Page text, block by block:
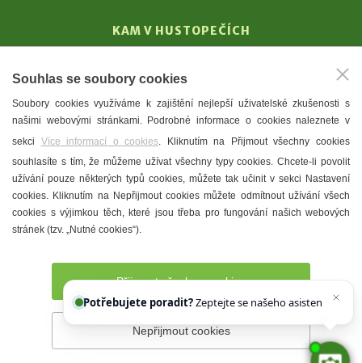
KAM V HUSTOPEČÍCH
T. G. Masaryk
Mandloně
Ubytování
Restaurace
Městské muzeum a galerie
Denní meníčka
Prohlášení o přístupnosti Správce webu
Souhlas se soubory cookies
Soubory cookies využíváme k zajištění nejlepší uživatelské zkušenosti s
našimi webovými stránkami. Podrobné informace o cookies naleznete v
sekci Více informací o cookies. Kliknutím na Přijmout všechny cookies
souhlasíte s tím, že můžeme užívat všechny typy cookies. Chcete-li povolit
užívání pouze některých typů cookies, můžete tak učinit v sekci Nastavení
cookies. Kliknutím na Nepřijmout cookies můžete odmítnout užívání všech
cookies s výjimkou těch, které jsou třeba pro fungování našich webových
stránek (tzv. „Nutné cookies“).
Přijmout všechny cookies
Nepřijmout cookies
Potřebujete poradit?
Chetty